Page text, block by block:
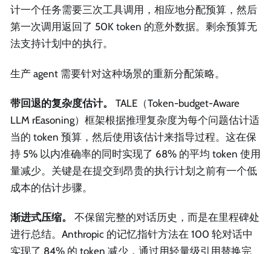
计一个任务需要三次工具调用，相应地分配预算，然后
第一次调用返回了 50K token 的意外数据。剩余预算无
法支持计划中的执行。
生产 agent 需要针对这种场景的重新分配策略。
带回退的复杂度估计。
TALE（Token-budget-Aware
LLM rEasoning）框架根据推理复杂度为每个问题估计适
当的 token 预算，然后使用该估计来指导过程。这在保
持 5% 以内准确率的同时实现了 68% 的平均 token 使用
量减少。关键是在提交到昂贵的执行计划之前有一个低
成本的估计步骤。
渐进式压缩。
不保留完整的对话历史，而是在里程碑处
进行总结。Anthropic 的记忆指针方法在 100 轮对话中
实现了 84% 的 token 减少，通过用轻量级引用替换完